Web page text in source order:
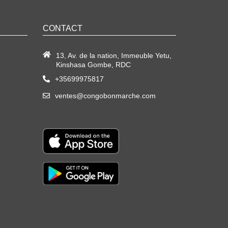
CONTACT
13, Av. de la nation, Immeuble Yetu,
Kinshasa Gombe, RDC
+35699975817
ventes@congobonmarche.com